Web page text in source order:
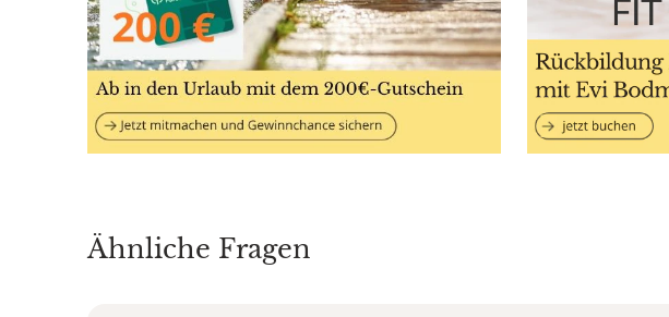
Ähnliche Fragen